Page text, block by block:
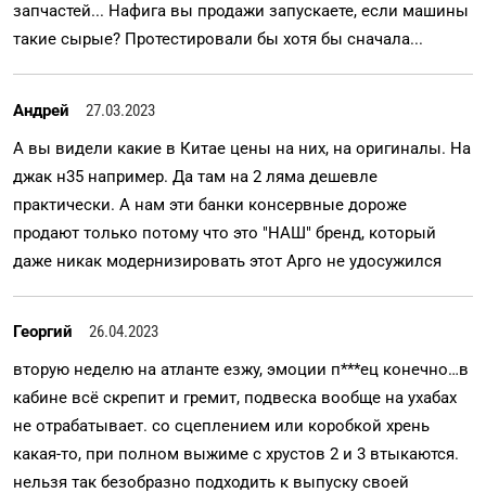
запчастей... Нафига вы продажи запускаете, если машины
такие сырые? Протестировали бы хотя бы сначала...
Андрей
27.03.2023
А вы видели какие в Китае цены на них, на оригиналы. На
джак н35 например. Да там на 2 ляма дешевле
практически. А нам эти банки консервные дороже
продают только потому что это "НАШ" бренд, который
даже никак модернизировать этот Арго не удосужился
Георгий
26.04.2023
вторую неделю на атланте езжу, эмоции п***ец конечно…в
кабине всё скрепит и гремит, подвеска вообще на ухабах
не отрабатывает. со сцеплением или коробкой хрень
какая-то, при полном выжиме с хрустов 2 и 3 втыкаются.
нельзя так безобразно подходить к выпуску своей